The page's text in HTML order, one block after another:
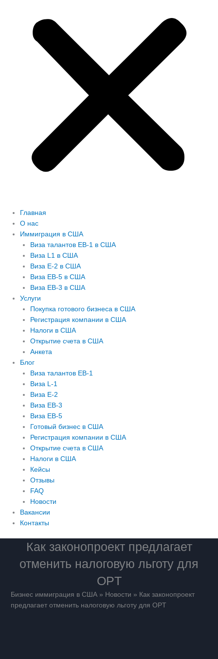
Главная
О нас
Иммиграция в США
Виза талантов EB-1 в США
Виза L1 в США
Виза E-2 в США
Виза EB-5 в США
Виза EB-3 в США
Услуги
Покупка готового бизнеса в США
Регистрация компании в США
Налоги в США
Открытие счета в США
Анкета
Блог
Виза талантов EB-1
Виза L-1
Виза E-2
Виза EB-3
Виза EB-5
Готовый бизнес в США
Регистрация компании в США
Открытие счета в США
Налоги в США
Кейсы
Отзывы
FAQ
Новости
Вакансии
Контакты
Как законопроект предлагает
отменить налоговую льготу для
OPT
Бизнес иммиграция в США » Новости » Как законопроект
предлагает отменить налоговую льготу для OPT